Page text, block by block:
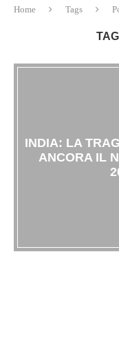
Home Tags
INDIA: LA
ANCORA IL